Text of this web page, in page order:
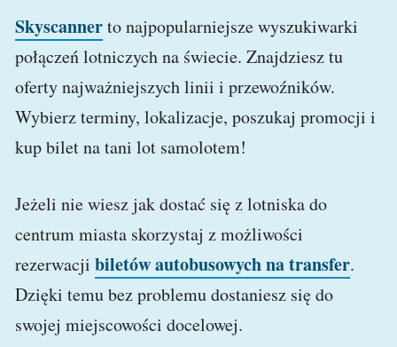
Skyscannerto najpopularniejsze wyszukiwarki
połączeń lotniczych na świecie. Znajdziesz tu
oferty najważniejszych linii i przewoźników.
Wybierz terminy, lokalizacje, poszukaj promocji i
kup bilet na tani lot samolotem!
Jeżeli nie wiesz jak dostać się z lotniska do
centrum miasta skorzystaj z możliwości
rezerwacji biletów autobusowych na transfer.
Dzięki temu bez problemu dostaniesz się do
swojej miejscowości docelowej.